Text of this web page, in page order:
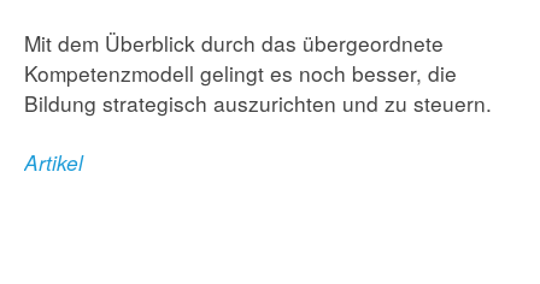
Mit dem Überblick durch das übergeordnete
Kompetenzmodell gelingt es noch besser, die
Bildung strategisch auszurichten und zu steuern.
Artikel